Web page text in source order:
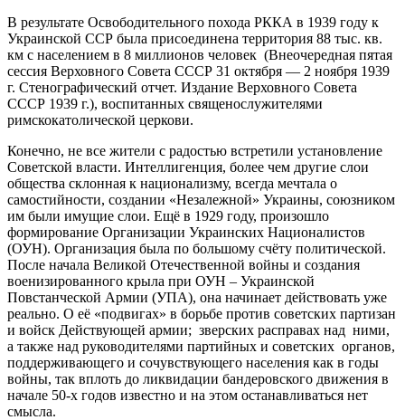
В результате Освободительного похода РККА в 1939 году к
Украинской ССР была присоединена территория 88 тыс. кв.
км с населением в 8 миллионов человек (Внеочередная пятая
сессия Верховного Совета СССР 31 октября — 2 ноября 1939
г. Стенографический отчет. Издание Верховного Совета
СССР 1939 г.), воспитанных священослужителями
римскокатолической церкови.
Конечно, не все жители с радостью встретили установление
Советской власти. Интеллигенция, более чем другие слои
общества склонная к национализму, всегда мечтала о
самостийности, создании «Незалежной» Украины, союзником
им были имущие слои. Ещё в 1929 году, произошло
формирование Организации Украинских Националистов
(ОУН). Организация была по большому счёту политической.
После начала Великой Отечественной войны и создания
военизированного крыла при ОУН – Украинской
Повстанческой Армии (УПА), она начинает действовать уже
реально. О её «подвигах» в борьбе против советских партизан
и войск Действующей армии; зверских расправах над ними,
а также над руководителями партийных и советских органов,
поддерживающего и сочувствующего населения как в годы
войны, так вплоть до ликвидации бандеровского движения в
начале 50-х годов известно и на этом останавливаться нет
смысла.